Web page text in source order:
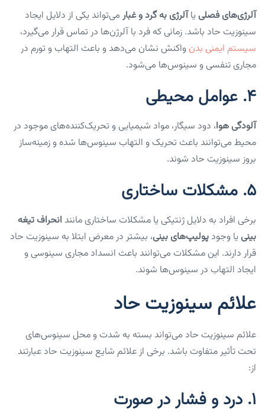
آلرژی‌های فصلی یاآلرژی به گرد و غبار می‌تواند یکی از دلایل ایجاد
سینوزیت حاد باشد. زمانی که فرد با آلرژن‌ها در تماس قرار می‌گیرد،
سیستم ایمنی بدن واکنش نشان می‌دهد و باعث التهاب و تورم در
مجاری تنفسی و سینوس‌ها می‌شود.
4. عوامل محیطی
آلودگی هوا، دود سیگار، مواد شیمیایی و تحریک‌کننده‌های موجود در
محیط می‌توانند باعث تحریک و التهاب سینوس‌ها شده و زمینه‌ساز
بروز سینوزیت حاد شوند.
5. مشکلات ساختاری
برخی افراد به دلایل ژنتیکی یا مشکلات ساختاری مانند انحراف تیغه
بینی یا وجود پولیپ‌های بینی، بیشتر در معرض ابتلا به سینوزیت حاد
قرار دارند. این مشکلات می‌توانند باعث انسداد مجاری سینوسی و
ایجاد التهاب در سینوس‌ها شوند.
علائم سینوزیت حاد
علائم سینوزیت حاد می‌تواند بسته به شدت و محل سینوس‌های
تحت تأثیر متفاوت باشد. برخی از علائم شایع سینوزیت حاد عبارتند
از:
1. درد و فشار در صورت